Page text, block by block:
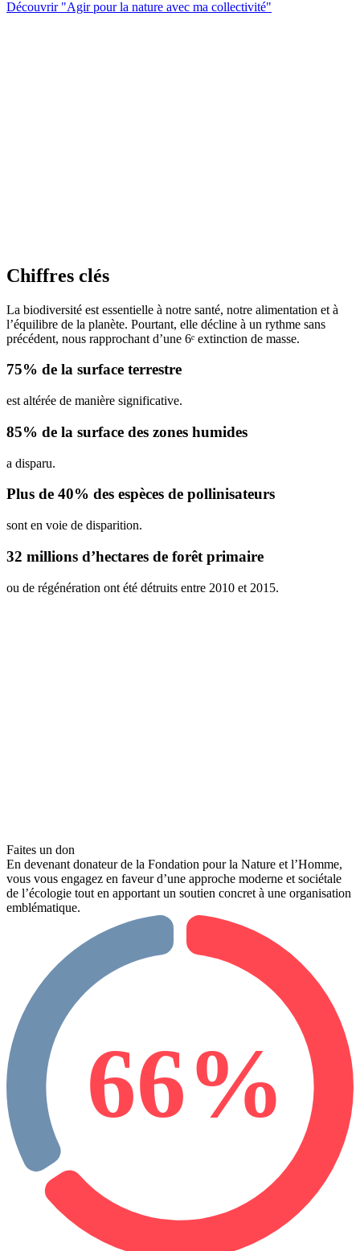
Découvrir "Agir pour la nature avec ma collectivité"
Chiffres clés
La biodiversité est essentielle à notre santé, notre alimentation et à
l’équilibre de la planète. Pourtant, elle décline à un rythme sans
précédent, nous rapprochant d’une 6ᵉ extinction de masse.
75% de la surface terrestre
est altérée de manière significative.
85% de la surface des zones humides
a disparu.
Plus de 40% des espèces de pollinisateurs
sont en voie de disparition.
32 millions d’hectares de forêt primaire
ou de régénération ont été détruits entre 2010 et 2015.
Faites un don
En devenant donateur de la Fondation pour la Nature et l’Homme,
vous vous engagez en faveur d’une approche moderne et sociétale
de l’écologie tout en apportant un soutien concret à une organisation
emblématique.
66%